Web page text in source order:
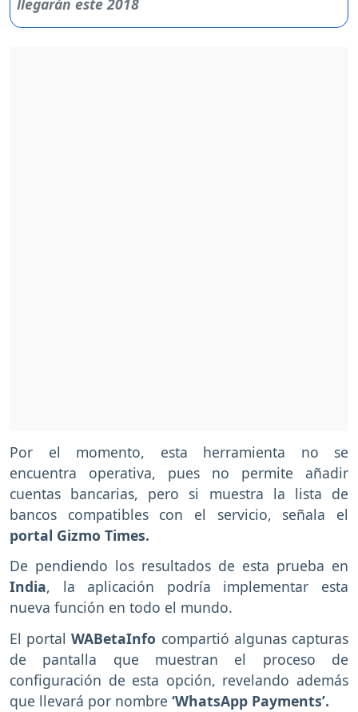
Por el momento, esta herramienta no se
encuentra operativa, pues no permite añadir
cuentas bancarias, pero si muestra la lista de
bancos compatibles con el servicio, señala el
portal Gizmo Times.
De pendiendo los resultados de esta prueba en
India, la aplicación podría implementar esta
nueva función en todo el mundo.
El portalWABetaInfo compartió algunas capturas
de pantalla que muestran el proceso de
configuración de esta opción, revelando además
que llevará por nombre ‘WhatsApp Payments’.